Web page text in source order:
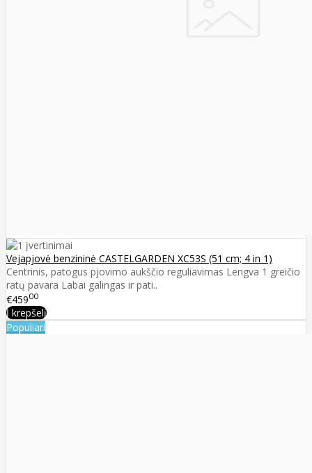
Vejapjovė benzininė CASTELGARDEN XC53S (51 cm; 4 in 1)
Centrinis, patogus pjovimo aukščio reguliavimas Lengva 1 greičio
ratų pavara Labai galingas ir pati..
€45900
Į krepšelį
Populiari